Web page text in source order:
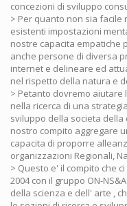
concezioni di sviluppo
> Per quanto non sia facile
esistenti impostazioni
nostre capacita empatiche
anche persone di diversa
internet e delineare ed
nel rispetto della natura e
> Petanto dovremo aiutare
nella ricerca di una
sviluppo della societa
nostro compito aggregare
capacita di proporre
organizzazioni Regionali,
> Questo e' il compito che
2004 con il gruppo ON-
della scienza e dell' arte ,